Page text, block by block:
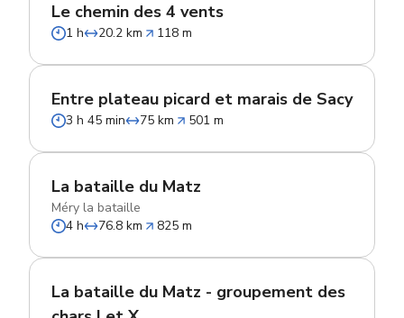
Le chemin des 4 vents
1 h 20.2 km 118 m
Entre plateau picard et marais de Sacy
3 h 45 min 75 km 501 m
La bataille du Matz
Méry la bataille
4 h
76.8 km 825 m
La bataille du Matz - groupement des